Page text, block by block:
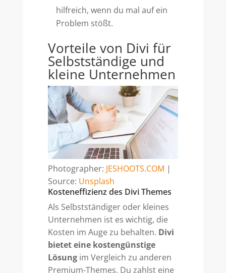
hilfreich, wenn du mal auf ein
Problem stößt.
Vorteile von Divi für
Selbstständige und
kleine Unternehmen
Photographer: JESHOOTS.COM |
Source: Unsplash
Kosteneffizienz des Divi Themes
Als Selbstständiger oder kleines
Unternehmen ist es wichtig, die
Kosten im Auge zu behalten. Divi
bietet eine kostengünstige
Lösungim Vergleich zu anderen
Premium-Themes. Du zahlst eine